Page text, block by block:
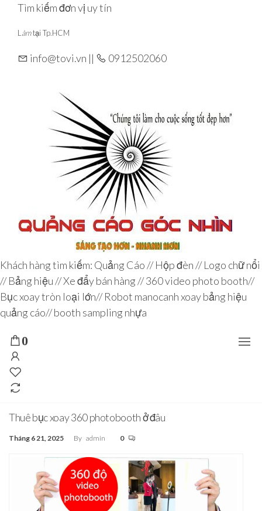
Skip
content
Tìm kiếm đơn vị uy tín
L àmtại Tp.HCM
info@tovi.vn || 0912502060
Đơn vị
chuyên
sâu – 8
năm
nghiệm
Góc
Nhìn
Agency –
nhà sản
xuất
POSM,
Quầy
Sampling,
Booth
trưng
trưng
bày… tại
Tp.Hồ
Khách hàng tìm kiếm: Quảng Cáo//Hộp đèn//Logo chữ nổi
//Bảng hiệu//Xe đẩy bán hàng//360 video photo booth//
Bục xoay tròn loại lớn//Robot manocanh xoay bảng hiệu
quảng cáo//booth sampling nhựa
0
Thuê bục xoay 360 photobooth ở đâu
Tháng 6 21, 2025 By admin 0